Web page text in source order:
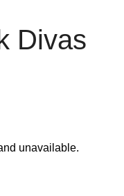
Divas
unavailable.